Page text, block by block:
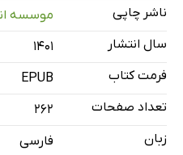
بخش پنجم: شکست هنر
بخش ششم: فلسفه و زبان
بخش هفتم: نگریستن به خدا
واژه نامه
ناشر چاپی
موسسه
سال انتشار
۱۴۰۱
فرمت کتاب
EPUB
تعداد صفحات
262
زبان
فارسی